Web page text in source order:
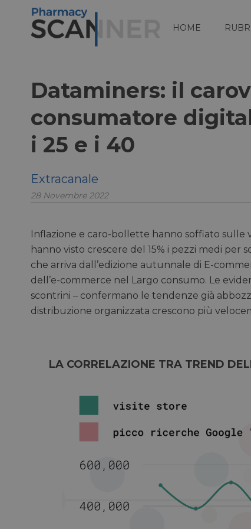
HOME
Dataminers: il
consumatore
i 25 e i 40
Extracanale
28 Novembre 2022
Inflazione e caro-bollette hanno soffiato
hanno visto crescere del 15% i pezzi medi per
che arriva dall’edizione autunnale di E-
dell’e-commerce nel Largo consumo. Le
scontrini – confermano le tendenze già
distribuzione organizzata crescono più
LA CORRELAZIONE TRA TREND